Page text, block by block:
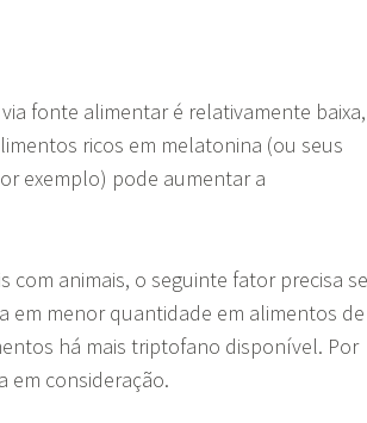
fonte alimentar é relativamente baixa,
ricos em melatonina (ou seus
exemplo) pode aumentar a
com animais, o seguinte fator precisa
em menor quantidade em alimentos de
há mais triptofano disponível. Por
em consideração.